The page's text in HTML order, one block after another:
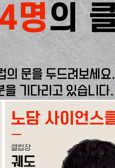
명의
의 문을 두드려보세요.
을 기다리고 있습니다.